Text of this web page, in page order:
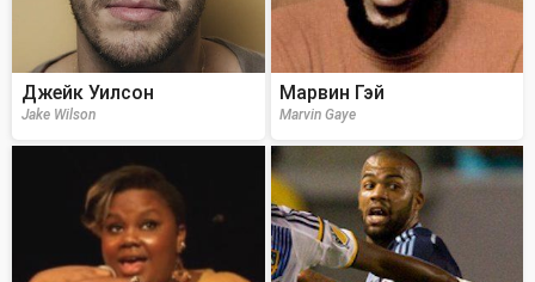
Джейк Уилсон
Jake Wilson
Марвин Гэй
Marvin Gaye